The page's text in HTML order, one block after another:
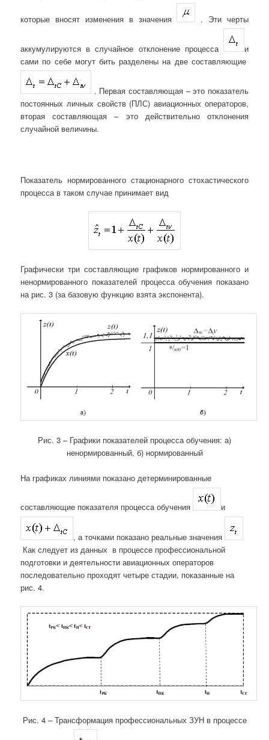
которые вносят изменения в значения . Эти черты
аккумулируются в случайное отклонение процесса
и
сами по себе могут бить разделены на две составляющие
. Первая составляющая – это показатель
постоянных личных свойств (ПЛС) авиационных операторов,
вторая составляющая – это действительно отклонения
случайной величины.
Показатель нормированного стационарного стохастического
процесса в таком случае принимает вид
Графически три составляющие графиков нормированного и
ненормированного показателей процесса обучения показано
на рис. 3 (за базовую функцию взята экспонента).
Рис. 3 – Графики показателей процесса обучения: а)
ненормированный, б) нормированный
На графиках линиями показано детерминированные
составляющие показателя процесса обучения и
, а точками показано реальные значения
Как следует из данных в процессе профессиональной
подготовки и деятельности авиационных операторов
последовательно проходят четыре стадии, показанные на
рис. 4.
Рис. 4 – Трансформация профессиональных ЗУН в процессе